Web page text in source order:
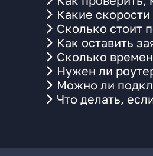
Какие
Сколько стоит
Как оставить
Сколько
Нужен ли
Можно ли
Что делать,